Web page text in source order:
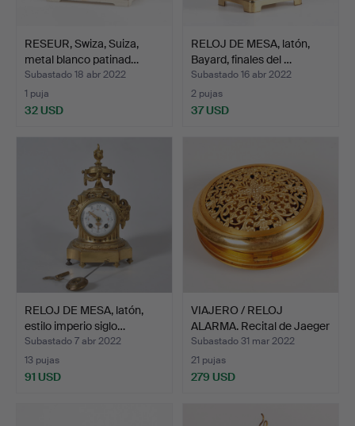
RESEUR, Swiza, Suiza,
metal blanco patinad…
Subastado 18 abr 2022
1 puja
32 USD
RELOJ DE MESA, latón,
Bayard, finales del …
Subastado 16 abr 2022
2 pujas
37 USD
RELOJ DE MESA, latón,
estilo imperio siglo…
Subastado 7 abr 2022
13 pujas
91 USD
VIAJERO / RELOJ
ALARMA. Recital de Jaeger
…
Subastado 31 mar 2022
21 pujas
279 USD